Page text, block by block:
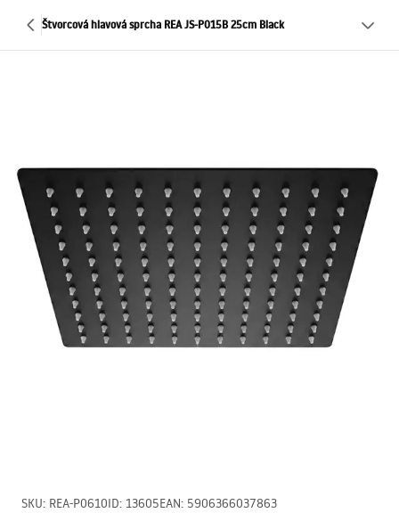
Štvorcová hlavová sprcha REA JS-P015B 25cm Black
SKU: REA-P0610ID: 13605EAN: 5906366037863